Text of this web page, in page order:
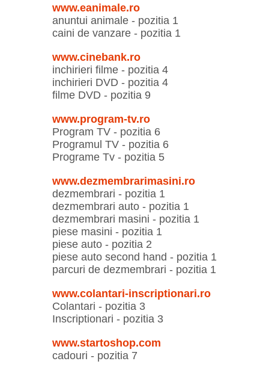
www.eanimale.ro
anuntui animale - pozitia 1
caini de vanzare - pozitia 1
www.cinebank.ro
inchirieri filme - pozitia 4
inchirieri DVD - pozitia 4
filme DVD - pozitia 9
www.program-tv.ro
Program TV - pozitia 6
Programul TV - pozitia 6
Programe Tv - pozitia 5
www.dezmembrarimasini.ro
dezmembrari - pozitia 1
dezmembrari auto - pozitia 1
dezmembrari masini - pozitia 1
piese masini - pozitia 1
piese auto - pozitia 2
piese auto second hand - pozitia 1
parcuri de dezmembrari - pozitia 1
www.colantari-inscriptionari.ro
Colantari - pozitia 3
Inscriptionari - pozitia 3
www.startoshop.com
cadouri - pozitia 7